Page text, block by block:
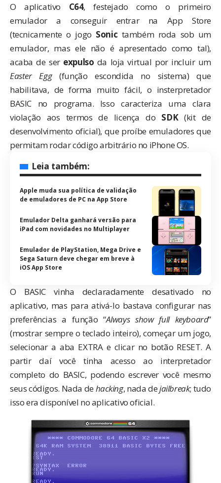
O aplicativo C64, festejado como o primeiro
emulador a conseguir entrar na App Store
(tecnicamente o jogo Sonic também roda sob um
emulador, mas ele não é apresentado como tal),
acaba de ser expulso da loja virtual por incluir um
Easter Egg(função escondida no sistema) que
habilitava, de forma muito fácil, o insterpretador
BASIC no programa. Isso caracteriza uma clara
violação aos termos de licença do SDK(kit de
desenvolvimento oficial), que proíbe emuladores que
permitam rodar código arbitrário no iPhone OS.
Leia também:
Apple muda sua política de validação
de emuladores de PC na App Store
Emulador Delta ganhará versão para
iPad com novidades no Multiplayer
Emulador de PlayStation, Mega Drive e
Sega Saturn deve chegar em breve à
iOS App Store
O BASIC vinha declaradamente desativado no
aplicativo, mas para ativá-lo bastava configurar nas
preferências a função “Always show full keyboard”
(mostrar sempre o teclado inteiro), começar um jogo,
selecionar a aba EXTRA e clicar no botão RESET. A
partir daí você tinha acesso ao interpretador
completo do BASIC, podendo escrever você mesmo
seus códigos. Nada de hacking, nada dejailbreak; tudo
isso era disponível no aplicativo oficial.